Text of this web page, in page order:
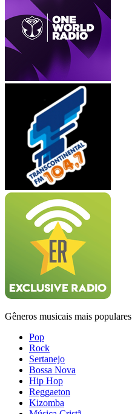
Gêneros musicais mais populares
Pop
Rock
Sertanejo
Bossa Nova
Hip Hop
Reggaeton
Kizomba